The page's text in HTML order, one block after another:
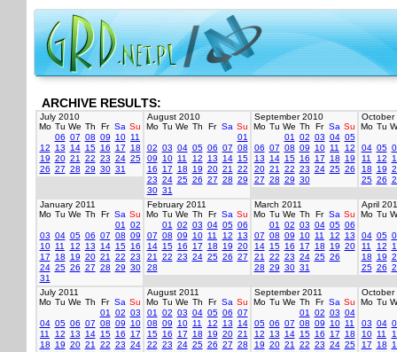
ARCHIVE RESULTS:
July 2010
Mo Tu We Th Fr Sa Su
06 07 08 09 10 11
12
13 14 15 16 17
18
19 20 21 22 23 24 25
26 27 28 29 30 31
August 2010
Mo Tu We Th Fr Sa Su
01
02 03 04 05 06 07 08
09
10 11 12 13 14 15
16
17 18 19 20 21
22
23 24 25 26 27 28 29
30 31
September 2010
Mo Tu We Th Fr Sa Su
01
02 03 04 05
06 07 08 09 10 11
12
13
14 15 16 17 18
19
20 21 22 23 24 25 26
27 28 29 30
October
Mo Tu
04 05
11
12
18
19
25 26
January 2011
Mo Tu We Th Fr Sa Su
01
02
03 04 05 06 07 08 09
10 11 12 13 14 15 16
17
18 19 20 21 22 23
24 25 26 27 28 29 30
31
February 2011
Mo Tu We Th Fr Sa Su
01
02 03 04 05 06
07 08 09 10 11 12
13
14 15 16 17 18 19 20
21
22 23 24 25 26 27
28
March 2011
Mo Tu We Th Fr Sa Su
01
02 03 04 05 06
07 08 09 10 11 12
13
14 15 16 17 18 19 20
21
22 23 24 25 26
28 29 30 31
April
Mo Tu
04 05
11
12
18
19
25 26
July 2011
Mo Tu We Th Fr Sa Su
01
02 03
04 05 06 07 08 09
10
11
12 13 14 15 16
17
18
19 20 21 22 23 24
August 2011
Mo Tu We Th Fr Sa Su
01
02 03 04 05 06 07
08 09 10 11 12 13
14
15 16 17 18 19 20 21
22 23 24 25 26 27 28
September 2011
Mo Tu We Th Fr Sa Su
01
02 03 04
05 06 07 08 09 10 11
12
13 14 15 16 17
18
19 20 21 22 23 24 25
October
Mo Tu
03 04
10 11
17
18